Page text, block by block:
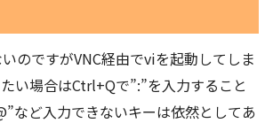
のですがVNC経由でviを起動してしま
い場合はCtrl+Qで”:”を入力すること
など入力できないキーは依然としてあ